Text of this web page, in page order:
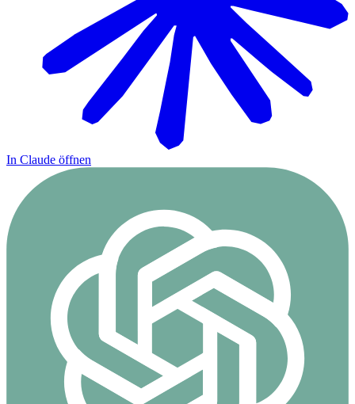
In Claude öffnen